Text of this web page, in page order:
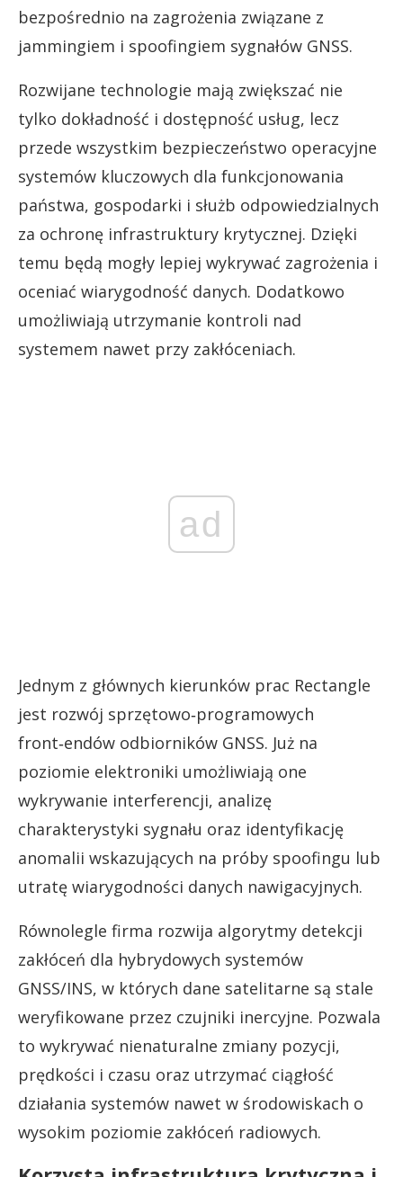
bezpośrednio na zagrożenia związane z
jammingiem i spoofingiem sygnałów GNSS.
Rozwijane technologie mają zwiększać nie
tylko dokładność i dostępność usług, lecz
przede wszystkim bezpieczeństwo operacyjne
systemów kluczowych dla funkcjonowania
państwa, gospodarki i służb odpowiedzialnych
za ochronę infrastruktury krytycznej. Dzięki
temu będą mogły lepiej wykrywać zagrożenia i
oceniać wiarygodność danych. Dodatkowo
umożliwiają utrzymanie kontroli nad
systemem nawet przy zakłóceniach.
ad
Jednym z głównych kierunków prac Rectangle
jest rozwój sprzętowo‑programowych
front‑endów odbiorników GNSS. Już na
poziomie elektroniki umożliwiają one
wykrywanie interferencji, analizę
charakterystyki sygnału oraz identyfikację
anomalii wskazujących na próby spoofingu lub
utratę wiarygodności danych nawigacyjnych.
Równolegle firma rozwija algorytmy detekcji
zakłóceń dla hybrydowych systemów
GNSS/INS, w których dane satelitarne są stale
weryfikowane przez czujniki inercyjne. Pozwala
to wykrywać nienaturalne zmiany pozycji,
prędkości i czasu oraz utrzymać ciągłość
działania systemów nawet w środowiskach o
wysokim poziomie zakłóceń radiowych.